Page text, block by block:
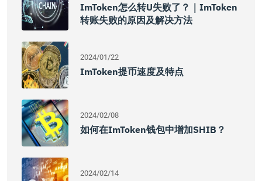
ImToken怎么转U失败了？｜imToken
转账失败的原因及解决方法
2024/01/22
ImToken提币速度及特点
2024/02/08
如何在imToken钱包中增加SHIB？
2024/02/14